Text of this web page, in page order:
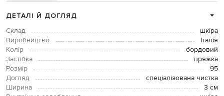
ДЕТАЛІ Й ДОГЛЯД
Склад
шкіра
Виробництво
Італія
Колір
бордовий
Застібка
пряжка
Розмір
95
Догляд
спеціалізована чистка
Ширина
3 см